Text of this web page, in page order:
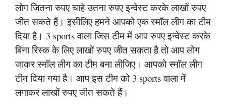
लोग जितना रुपए चाहे उतना रुपए इन्वेस्ट करके लाखों रुपए
जीत सकते हैं। इसीलिए हमने आपको एक स्मॉल लीग का टीम
दिया है। 3 sports वाला जिस टीम में आप रुपए इन्वेस्ट करके
बिना रिस्क के लिए लाखों रुपए जीत सकता है तो आप लोग
जाकर स्मॉल लीग का टीम बना लीजिए। आपको स्मॉल लीग
टीम दिया गया है। आप इस टीम को 3 sports वाला में
लगाकर लाखों रुपए जीत सकते हैं।